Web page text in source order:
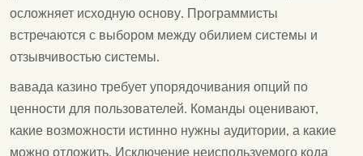
осложняет исходную основу. Программисты
встречаются с выбором между обилием системы и
отзывчивостью системы.
вавада казино требует упорядочивания опций по
ценности для пользователей. Команды оценивают,
какие возможности истинно нужны аудитории, а какие
можно отложить. Исключение неиспользуемого кода